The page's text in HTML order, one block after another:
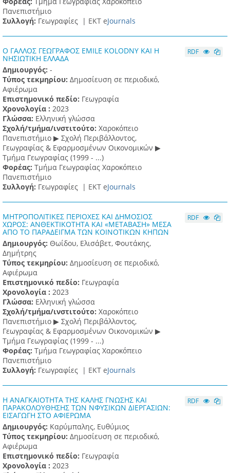
Πανεπιστήμιο
Συλλογή: Γεωγραφίες | ΕΚΤ eJournals
Ο ΓΑΛΛΟΣ ΓΕΩΓΡΑΦΟΣ EMILE KOLODNY ΚΑΙ Η
ΝΗΣΙΩΤΙΚΗ ΕΛΛΑΔΑ
Δημιουργός: -
Τύπος τεκμηρίου: Δημοσίευση σε περιοδικό,
Αφιέρωμα
Επιστημονικό πεδίο: Γεωγραφία
Χρονολογία : 2023
Γλώσσα: Ελληνική γλώσσα
Σχολή/τμήμα/ινστιτούτο: Χαροκόπειο
Πανεπιστήμιο ▶ Σχολή Περιβάλλοντος,
Γεωγραφίας & Εφαρμοσμένων Οικονομικών ▶
Τμήμα Γεωγραφίας (1999 - ...)
Φορέας: Τμήμα Γεωγραφίας Χαροκόπειο
Πανεπιστήμιο
Συλλογή: Γεωγραφίες | ΕΚΤ eJournals
RDF
ΜΗΤΡΟΠΟΛΙΤΙΚΕΣ ΠΕΡΙΟΧΕΣ ΚΑΙ ΔΗΜΟΣΙΟΣ
ΧΩΡΟΣ: ΑΝΘΕΚΤΙΚΟΤΗΤΑ ΚΑΙ «ΜΕΤΑΒΑΣΗ» ΜΕΣΑ
ΑΠΟ ΤΟ ΠΑΡΑΔΕΙΓΜΑ ΤΩΝ ΚΟΙΝΟΤΙΚΩΝ ΚΗΠΩΝ
Δημιουργός: Θωίδου, Ελισάβετ, Φουτάκης,
Δημήτρης
Τύπος τεκμηρίου: Δημοσίευση σε περιοδικό,
Αφιέρωμα
Επιστημονικό πεδίο: Γεωγραφία
Χρονολογία : 2023
Γλώσσα: Ελληνική γλώσσα
Σχολή/τμήμα/ινστιτούτο: Χαροκόπειο
Πανεπιστήμιο ▶ Σχολή Περιβάλλοντος,
Γεωγραφίας & Εφαρμοσμένων Οικονομικών ▶
Τμήμα Γεωγραφίας (1999 - ...)
Φορέας: Τμήμα Γεωγραφίας Χαροκόπειο
Πανεπιστήμιο
Συλλογή: Γεωγραφίες | ΕΚΤ eJournals
RDF
Η ΑΝΑΓΚΑΙΟΤΗΤΑ ΤΗΣ ΚΑΛΗΣ ΓΝΩΣΗΣ ΚΑΙ
ΠΑΡΑΚΟΛΟΥΘΗΣΗΣ ΤΩΝ ΝΦΥΣΙΚΩΝ ΔΙΕΡΓΑΣΙΩΝ:
ΕΙΣΑΓΩΓΗ ΣΤΟ ΑΦΙΕΡΩΜΑ
Δημιουργός: Καρύμπαλης, Ευθύμιος
Τύπος τεκμηρίου: Δημοσίευση σε περιοδικό,
Αφιέρωμα
Επιστημονικό πεδίο: Γεωγραφία
Χρονολογία : 2023
RDF